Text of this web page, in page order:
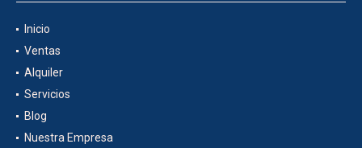
Inicio
Ventas
Alquiler
Servicios
Blog
Nuestra Empresa